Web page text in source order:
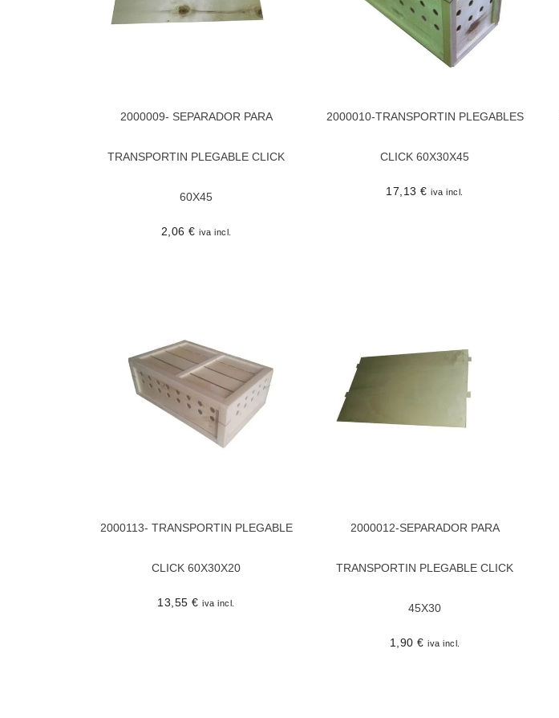
2000009- SEPARADOR PARA
TRANSPORTIN PLEGABLE CLICK
60X45
2,06 € iva incl.
2000010-TRANSPORTIN PLEGABLES
CLICK 60X30X45
17,13€ iva incl.
2000113- TRANSPORTIN PLEGABLE
CLICK 60X30X20
13,55€ iva incl.
2000012-SEPARADOR PARA
TRANSPORTIN PLEGABLE CLICK
45X30
1,90 € iva incl.